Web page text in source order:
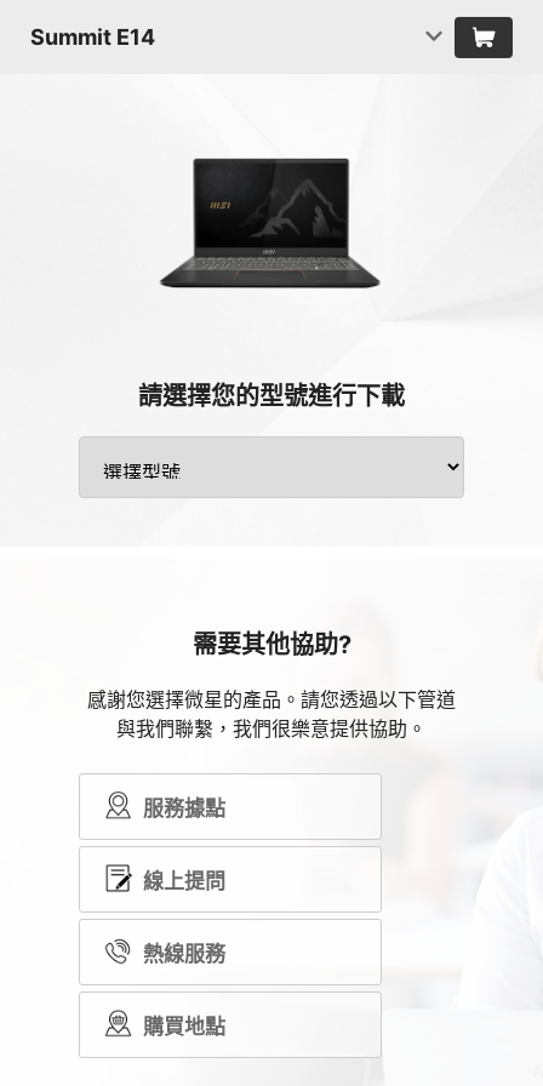
Summit E14
請選擇您的型號進行下載
需要其他協助?
感謝您選擇微星的產品。請您透過以下管道
與我們聯繫，我們很樂意提供協助。
服務據點
線上提問
熱線服務
購買地點